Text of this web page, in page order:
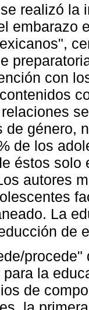
realizó la
embarazo
con
de género,
de los
éstos solo
autores
La
de
para la
de